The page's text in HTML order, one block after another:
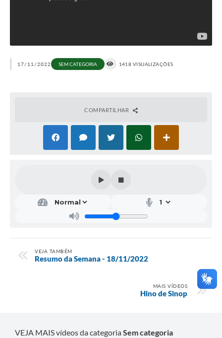
17/11/2022 SEM CATEGORIA 1418 VISUALIZAÇÕES
COMPARTILHAR
VEJA TAMBÉM
Resumo da Semana - 18/11/2022
MAIS VÍDEOS
Hino de Sinop
VEJA MAIS vídeos da categoriaSem categoria